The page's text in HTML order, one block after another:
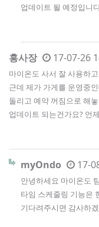
업데이트 될 예정입니
홍사장 17-07-26
마이온도 사서 잘 사용하
근데 제가 가게를 운영중
돌리고 예약 꺼짐으로 해
업데이트 되는건가요? 언
myOndo 17-
안녕하세요 마이온도
타임 스케줄링 기능은
기다려주시면 감사하